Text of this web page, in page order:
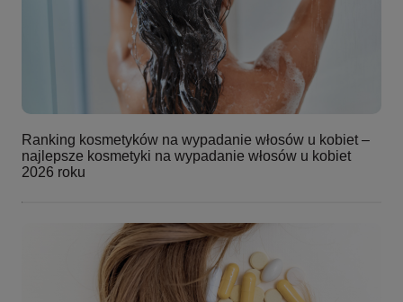
Ranking kosmetyków na wypadanie włosów u kobiet –
najlepsze kosmetyki na wypadanie włosów u kobiet
2026 roku